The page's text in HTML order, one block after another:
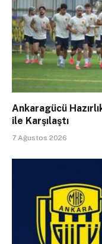
Ankaragücü
ile Karşılaştı
7 Ağustos 2026